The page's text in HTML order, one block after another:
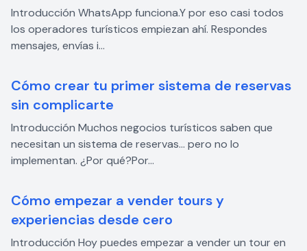
Introducción WhatsApp funciona.Y por eso casi todos
los operadores turísticos empiezan ahí. Respondes
mensajes, envías i...
Cómo crear tu primer sistema de reservas
sin complicarte
Introducción Muchos negocios turísticos saben que
necesitan un sistema de reservas… pero no lo
implementan. ¿Por qué?Por...
Cómo empezar a vender tours y
experiencias desde cero
Introducción Hoy puedes empezar a vender un tour en